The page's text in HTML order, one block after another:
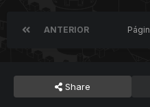
ANTERIOR
Share